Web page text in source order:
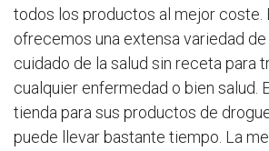
todos los productos al mejor coste.
ofrecemos una extensa variedad
cuidado de la salud sin receta para
cualquier enfermedad o bien salud.
tienda para sus productos de
puede llevar bastante tiempo. La